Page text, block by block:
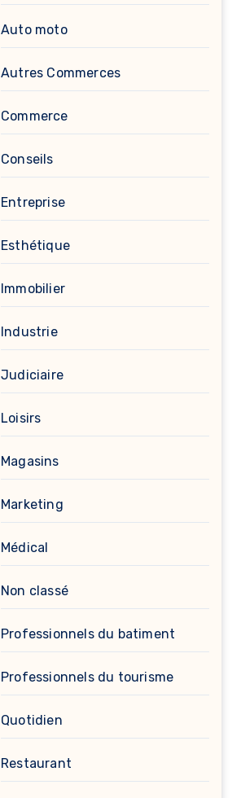
Auto moto
Autres Commerces
Commerce
Conseils
Entreprise
Esthétique
Immobilier
Industrie
Judiciaire
Loisirs
Magasins
Marketing
Médical
Non classé
Professionnels du batiment
Professionnels du tourisme
Quotidien
Restaurant